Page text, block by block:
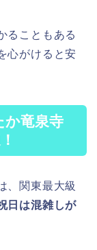
ることもある
心がけると安
か竜泉寺
、関東最大級
日は混雑しが